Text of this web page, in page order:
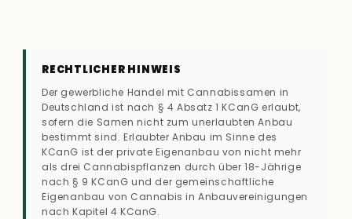
RECHTLICHER HINWEIS
Der gewerbliche Handel mit Cannabissamen in
Deutschland ist nach § 4 Absatz 1 KCanG erlaubt,
sofern die Samen nicht zum unerlaubten Anbau
bestimmt sind. Erlaubter Anbau im Sinne des
KCanG ist der private Eigenanbau von nicht mehr
als drei Cannabispflanzen durch über 18-Jährige
nach § 9 KCanG und der gemeinschaftliche
Eigenanbau von Cannabis in Anbauvereinigungen
nach Kapitel 4 KCanG.